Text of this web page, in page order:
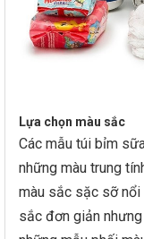
Lựa chọn màu sắc
Các mẫu túi bỉm
những màu trung
màu sắc sặc sỡ nổi
sắc đơn giản